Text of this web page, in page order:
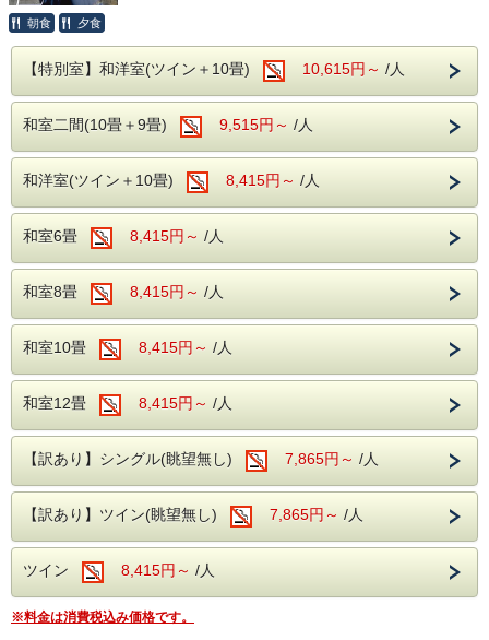
古くから正岡子規や与謝野晶子など、多くの
文人墨客にも愛されてきた名湯「浅間温
北アルプスと松本平を望みながら、やさしい
肌触りの天然温泉で心も身体もゆったりとお
くつろぎください。
源泉：浅間混合泉（山田源泉・2号・4号源
泉・大下源泉の混合泉）
効能：神経痛・筋肉痛・関節痛・疲労回復 な
ど
〇館内無料施設
ご宿泊のお客様は、館内の無料施設もご利用
いただけます。
地下1階：カラオケルーム
1階：卓球コーナー
ご利用をご希望のお客様は、チェックイン時
にご予約ください。
無料駐車場をご利用いただけます。
るダムの景観や爽やかな高原の空気を満喫できます。避暑を
兼ねた夏の旅行にもおすすめです。
伊東園ホテル浅間の湯は、黒部ダムまでお車で約90分。
また、松本市内へもお車で約10～15分とアクセスが良く、
信州観光の拠点として大変便利な立地です。
観光を満喫した後は、歴史ある天然温泉で旅の疲れを癒し、
バイキングとアルコール飲み放題をお楽しみください。
皆様のご予約を心よりお待ちしております。
※当館から黒部ダムへの送迎はございませんので、あらかじ
バイキング＋アルコール飲み放題（90分制）
ご夕食は和・洋・中のバラエティ豊かなバイキングをご用意
アルコール・ソフトドリンクともに飲み放題付きで、お食事
※お食事時間は90分です。
※混雑状況により2部制または3部制となる場合がございま
す。お食事開始時間は前日または当日にフロントまでお問い
合わせください。
開湯約1,000年の歴史を誇る「浅間温泉」
開湯から約1,000年の歴史を持つ浅間温泉は、正岡子規や与
謝野晶子をはじめ、多くの文人墨客にも愛されてきた名湯で
す。
朝食 夕食
【特別室】和洋室(ツイン＋10畳) 10,615円～ /人
和室二間(10畳＋9畳) 9,515円～ /人
和洋室(ツイン＋10畳) 8,415円～ /人
和室6畳 8,415円～ /人
和室8畳 8,415円～ /人
和室10畳 8,415円～ /人
和室12畳 8,415円～ /人
【訳あり】シングル(眺望無し) 7,865円～ /人
【訳あり】ツイン(眺望無し) 7,865円～ /人
ツイン 8,415円～ /人
※料金は消費税込み価格です。